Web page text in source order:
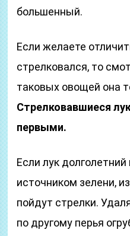
большенный.
Если желаете
стрелковался, то
таковых овощей она
Стрелковавшиеся
первыми.
Если лук
источником зелени,
пойдут стрелки.
по другому перья